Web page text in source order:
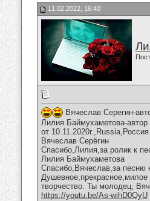
11.02.2022, 16:40
Вячеслав Серегин-
Лилия Баймухаметова-
от
Вячеслав Серёгин
Спасибо,Лилия,за ролик к
Лилия Баймухаметова
Спасибо,Вячеслав,за песню
Душевное,прекрасное,милое
творчество. Ты молодец,
https://youtu.be/As-wihD0QyU